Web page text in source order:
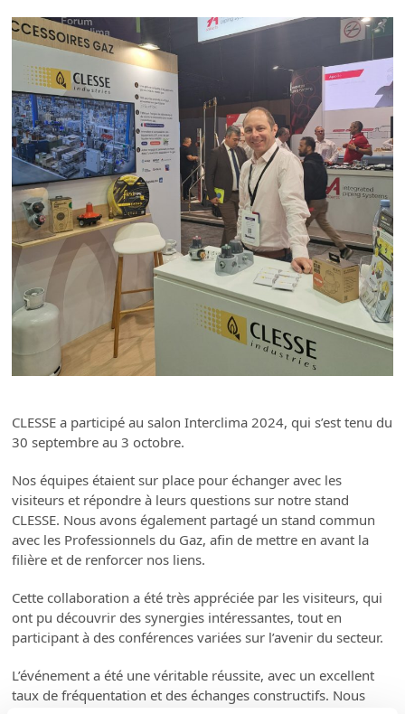
CLESSE a participé au salon Interclima 2024, qui s’est tenu du
30 septembre au 3 octobre.
Nos équipes étaient sur place pour échanger avec les
visiteurs et répondre à leurs questions sur notre stand
CLESSE. Nous avons également partagé un stand commun
avec les Professionnels du Gaz, afin de mettre en avant la
filière et de renforcer nos liens.
Cette collaboration a été très appréciée par les visiteurs, qui
ont pu découvrir des synergies intéressantes, tout en
participant à des conférences variées sur l’avenir du secteur.
L’événement a été une véritable réussite, avec un excellent
taux de fréquentation et des échanges constructifs. Nous